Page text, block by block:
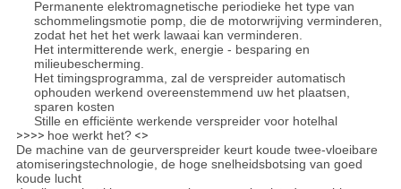
Permanente elektromagnetische periodieke het type van
schommelingsmotie pomp, die de motorwrijving verminderen,
zodat het het het werk lawaai kan verminderen.
Het intermitterende werk, energie - besparing en
milieubescherming.
Het timingsprogramma, zal de verspreider automatisch
ophouden werkend overeenstemmend uw het plaatsen,
sparen kosten
Stille en efficiënte werkende verspreider voor hotelhal
>>>> hoe werkt het?<>
De machine van de geurverspreider keurt koude twee-vloeibare
atomiseringstechnologie, de hoge snelheidsbotsing van goed
koude lucht